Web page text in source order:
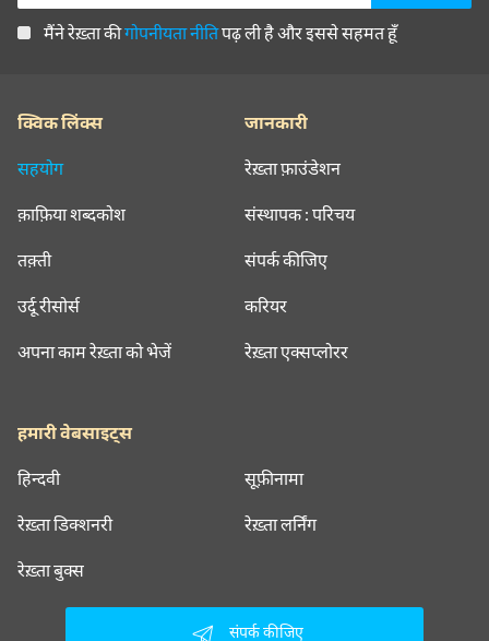
मैंने रेख़्ता कीगोपनीयता नीतिपढ़ ली है और इससे सहमत हूँ
क्विक लिंक्स
सहयोग
क़ाफ़िया शब्दकोश
तक़्ती
उर्दू रीसोर्स
अपना काम रेख़्ता को भेजें
जानकारी
रेख़्ता फ़ाउंडेशन
संस्थापक : परिचय
संपर्क कीजिए
करियर
रेख़्ता एक्सप्लोरर
हमारी वेबसाइट्स
हिन्दवी सूफ़ीनामा
रेख़्ता डिक्शनरी रेख़्ता लर्निंग
रेख़्ता बुक्स
संपर्क कीजिए